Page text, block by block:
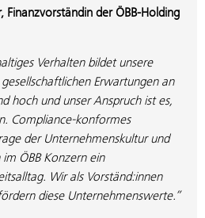
der ÖBB-Holding
Verhalten bildet unsere
Erwartungen an
hoch und unser Anspruch ist es,
Compliance-konformes
der Unternehmenskultur und
ÖBB Konzern ein
Wir als Vorständ:innen
diese Unternehmenswerte.”